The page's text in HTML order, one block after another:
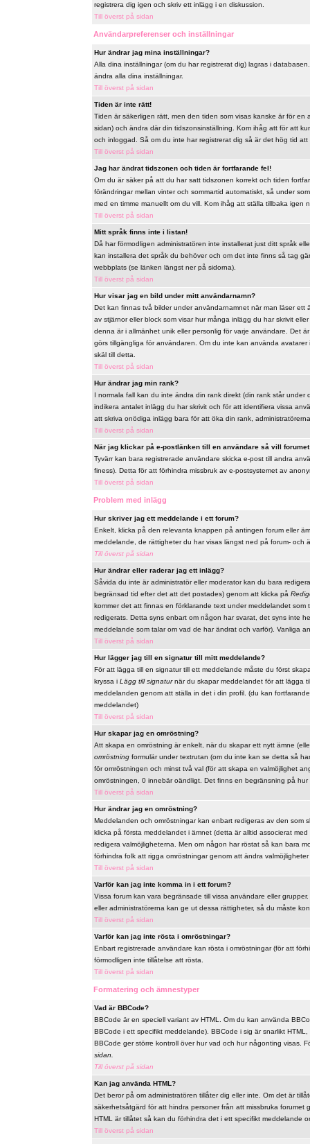
registrera dig igen och skriv ett inlägg i en diskussion.
Till överst på sidan
Användarpreferenser och inställningar
Hur ändrar jag mina inställningar?
Alla dina inställningar (om du har registrerat dig) lagras i
ändra alla dina inställningar.
Till överst på sidan
Tiden är inte rätt!
Tiden är säkerligen rätt, men den tiden som visas kanske är för
sidan) och ändra där din tidszonsinställning. Kom ihåg att för att
och inloggad. Så om du inte har registrerat dig så är det hög tid
Till överst på sidan
Jag har ändrat tidszonen och tiden är fortfarande fel!
Om du är säker på att du har satt tidszonen korrekt och tiden
förändringar mellan vinter och sommartid automatiskt, så under
med en timme manuellt om du vill. Kom ihåg att ställa tillbaka igen
Till överst på sidan
Mitt språk finns inte i listan!
Då har förmodligen administratören inte installerat just ditt språk
kan installera det språk du behöver och om det inte finns så tag
webbplats (se länken längst ner på sidorna).
Till överst på sidan
Hur visar jag en bild under mitt användarnamn?
Det kan finnas två bilder under användarnamnet när man läser
av stjärnor eller block som visar hur många inlägg du har skrivit
denna är i allmänhet unik eller personlig för varje användare. Det
görs tillgängliga för användaren. Om du inte kan använda
skäl till detta.
Till överst på sidan
Hur ändrar jag min rank?
I normala fall kan du inte ändra din rank direkt (din rank står
indikera antalet inlägg du har skrivit och för att identifiera vissa
att skriva onödiga inlägg bara för att öka din rank,
Till överst på sidan
När jag klickar på e-postlänken till en användare så vill
Tyvärr kan bara registrerade användare skicka e-post till andra
finess). Detta för att förhindra missbruk av e-postsystemet av
Till överst på sidan
Problem med inlägg
Hur skriver jag ett meddelande i ett forum?
Enkelt, klicka på den relevanta knappen på antingen forum eller
meddelande, de rättigheter du har visas längst ned på forum- och
Till överst på sidan
Hur ändrar eller raderar jag ett inlägg?
Såvida du inte är administratör eller moderator kan du bara
begränsad tid efter det att det postades) genom att klicka på
kommer det att finnas en förklarande text under meddelandet
redigerats. Detta syns enbart om någon har svarat, det syns inte
meddelande som talar om vad de har ändrat och varför). Vanliga
Till överst på sidan
Hur lägger jag till en signatur till mitt meddelande?
För att lägga till en signatur till ett meddelande måste du först
kryssa i Lägg till signaturnär du skapar meddelandet för att lägga
meddelanden genom att ställa in det i din profil. (du kan
meddelandet)
Till överst på sidan
Hur skapar jag en omröstning?
Att skapa en omröstning är enkelt, när du skapar ett nytt ämne
omröstningformulär under textrutan (om du inte kan se detta så
för omröstningen och minst två val (för att skapa en valmöjlighet
omröstningen, 0 innebär oändligt. Det finns en begränsning på
Till överst på sidan
Hur ändrar jag en omröstning?
Meddelanden och omröstningar kan enbart redigeras av den som
klicka på första meddelandet i ämnet (detta är alltid associerat
redigera valmöjligheterna. Men om någon har röstat så kan bara
förhindra folk att rigga omröstningar genom att ändra
Till överst på sidan
Varför kan jag inte komma in i ett forum?
Vissa forum kan vara begränsade till vissa användare eller
eller administratörerna kan ge ut dessa rättigheter, så du måste
Till överst på sidan
Varför kan jag inte rösta i omröstningar?
Enbart registrerade användare kan rösta i omröstningar (för att
förmodligen inte tillåtelse att rösta.
Till överst på sidan
Formatering och ämnestyper
Vad är BBCode?
BBCode är en speciell variant av HTML. Om du kan använda
BBCode i ett specifikt meddelande). BBCode i sig är snarlikt
BBCode ger större kontroll över hur vad och hur någonting visas.
sidan.
Till överst på sidan
Kan jag använda HTML?
Det beror på om administratören tillåter dig eller inte. Om det är
säkerhetsåtgärd för att hindra personer från att missbruka
HTML är tillåtet så kan du förhindra det i ett specifikt meddelande
Till överst på sidan